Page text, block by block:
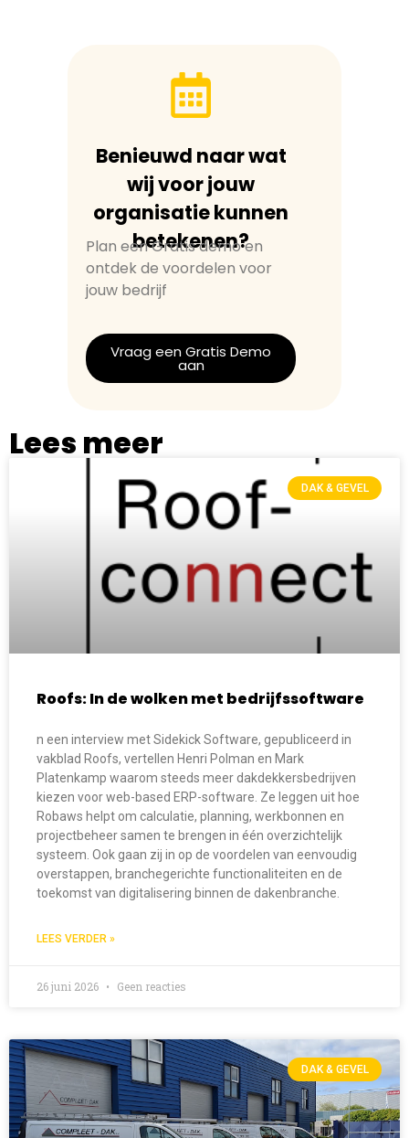
Benieuwd naar wat
wij voor jouw
organisatie kunnen
betekenen?
Plan een Gratis demo en
ontdek de voordelen voor
jouw bedrijf
Vraag een Gratis Demo
aan
Lees meer
DAK & GEVEL
Roofs: In de wolken met bedrijfssoftware
n een interview met Sidekick Software, gepubliceerd in
vakblad Roofs, vertellen Henri Polman en Mark
Platenkamp waarom steeds meer dakdekkersbedrijven
kiezen voor web-based ERP-software. Ze leggen uit hoe
Robaws helpt om calculatie, planning, werkbonnen en
projectbeheer samen te brengen in één overzichtelijk
systeem. Ook gaan zij in op de voordelen van eenvoudig
overstappen, branchegerichte functionaliteiten en de
toekomst van digitalisering binnen de dakenbranche.
LEES VERDER »
26 juni 2026 Geen reacties
DAK & GEVEL